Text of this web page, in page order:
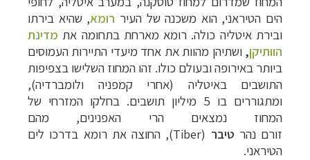
הים הטיראני, הוא משכנה של העיר רומא, שהיא בירתו
ובירת איטליה כולה. רומא מארחת בתחומה את מדינת
הוותיקן,ושתיהן מהוות את אחד מיעדי התיירות העמוסים
ביותר באירופה ובעולם כולו. זהו המחוז השלישו בצפיפות
התושבים באיטליה (אחרי קמפניה ולומברדיה),
ומתגוררים בו 5 מיליון תושבים. בחלקו המזרחי של
המחוז נמצאים הרי האפנינים, מהם
זורם נהר טיבר (
Tiber), החוצה את רומא בדרכו לים
הטיראני.